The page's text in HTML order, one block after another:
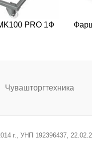
PRO 1Ф
Чувашторгтехника
г., УНП 192396437,